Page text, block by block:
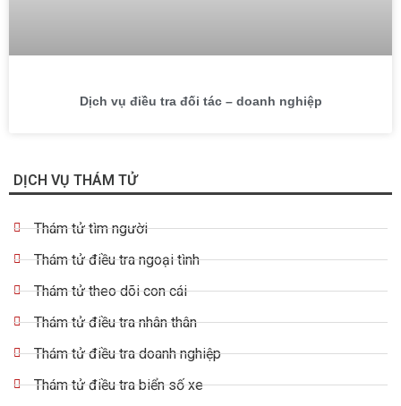
Dịch vụ điều tra đối tác – doanh nghiệp
DỊCH VỤ THÁM TỬ
Thám tử tìm người
Thám tử điều tra ngoại tình
Thám tử theo dõi con cái
Thám tử điều tra nhân thân
Thám tử điều tra doanh nghiệp
Thám tử điều tra biển số xe